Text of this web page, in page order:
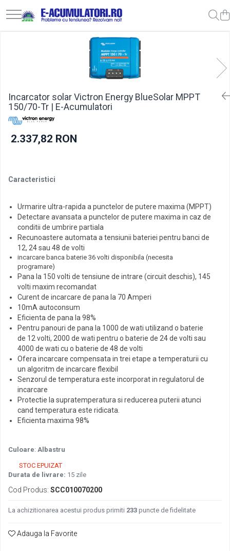
Toate Produsele
Acumulatori, Baterii si Incarcatoare
Baterii alcaline
Baterii litiu
Zinc-Carbon
Baterii rotunde argint
Baterii Industriale
Ni-MH
Li-Ion
Incarcatoare acumulatori
Panouri fotovoltaice si accesorii
Panouri fotovoltaice
Sisteme prindere panouri
fotovoltaice
Accesorii
Invertoare
Invertoare Hibrid
Invertoare On-grid
Invertoare Off-grid
Controlere solare
MPPT
PWM
LiFePO4
Pachete complete stocare energie
Sisteme de Stocare Comerciale
Sisteme fotovoltaice de putere
vacanta)
Reduceri de vara
Prelungitoare
Panouri fotovoltaice
Sisteme de prindere
Invertoare
Incarcator solar Victron Energy BlueSolar MPPT
150/70-Tr | E-Acumulatori
2.337,82 RON
Caracteristici
Urmarire ultra-rapida a punctelor de putere maxima (MPPT)
Detectare avansata a punctelor de putere maxima in caz de
conditii de umbrire partiala
Recunoastere automata a tensiunii bateriei pentru banci de
12, 24 sau 48 de volti
incarcare banca baterie 36 volti disponibila (necesita
programare)
Pana la 150 volti de tensiune de intrare (circuit deschis), 145
volti maxim recomandat
Curent de incarcare de pana la 70 Amperi
10mA autoconsum
Eficienta de pana la 98%
Pentru panouri de pana la 1000 de wati utilizand o baterie
de 12 volti, 2000 de wati pentru o baterie de 24 de volti sau
4000 de wati cu o baterie de 48 de volti
Ofera incarcare compensata in trei etape a temperaturii cu
un algoritm de incarcare flexibil
Senzorul de temperatura este incorporat in regulatorul de
incarcare
Protectie la supratemperatura si reducerea puterii atunci
cand temperatura este ridicata.
Eficienta maxima 98%
Culoare: Albastru
STOC EPUIZAT
Durata de livrare: 15 zile
Cod Produs: SCC010070200
La achizitionarea acestui produs primiti 233 puncte de fidelitate
Adauga la Favorite